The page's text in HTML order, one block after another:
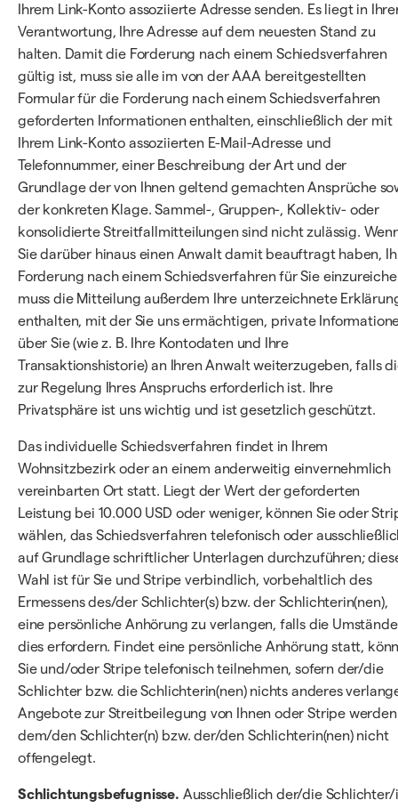
Ihrem Link-Konto assoziierte Adresse senden. Es liegt in
Verantwortung, Ihre Adresse auf dem neuesten Stand zu
halten. Damit die Forderung nach einem Schiedsverfahren
gültig ist, muss sie alle im von der AAA bereitgestellten
Formular für die Forderung nach einem Schiedsverfahren
geforderten Informationen enthalten, einschließlich der mit
Ihrem Link-Konto assoziierten E-Mail-Adresse und
Telefonnummer, einer Beschreibung der Art und der
Grundlage der von Ihnen geltend gemachten Ansprüche
der konkreten Klage. Sammel-, Gruppen-, Kollektiv- oder
konsolidierte Streitfallmitteilungen sind nicht zulässig.
Sie darüber hinaus einen Anwalt damit beauftragt haben,
Forderung nach einem Schiedsverfahren für Sie
muss die Mitteilung außerdem Ihre unterzeichnete
enthalten, mit der Sie uns ermächtigen, private
über Sie (wie z. B. Ihre Kontodaten und Ihre
Transaktionshistorie) an Ihren Anwalt weiterzugeben, falls
zur Regelung Ihres Anspruchs erforderlich ist. Ihre
Privatsphäre ist uns wichtig und ist gesetzlich geschützt.
Das individuelle Schiedsverfahren findet in Ihrem
Wohnsitzbezirk oder an einem anderweitig einvernehmlich
vereinbarten Ort statt. Liegt der Wert der geforderten
Leistung bei 10.000 USD oder weniger, können Sie oder
wählen, das Schiedsverfahren telefonisch oder
auf Grundlage schriftlicher Unterlagen durchzuführen;
Wahl ist für Sie und Stripe verbindlich, vorbehaltlich des
Ermessens des/der Schlichter(s) bzw. der Schlichterin(nen),
eine persönliche Anhörung zu verlangen, falls die Umstände
dies erfordern. Findet eine persönliche Anhörung statt,
Sie und/oder Stripe telefonisch teilnehmen, sofern der/die
Schlichter bzw. die Schlichterin(nen) nichts anderes
Angebote zur Streitbeilegung von Ihnen oder Stripe werden
dem/den Schlichter(n) bzw. der/den Schlichterin(nen) nicht
offengelegt.
Schlichtungsbefugnisse. Ausschließlich der/die Schlichter/